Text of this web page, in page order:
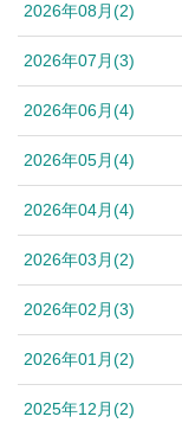
2026年08月(2)
2026年07月(3)
2026年06月(4)
2026年05月(4)
2026年04月(4)
2026年03月(2)
2026年02月(3)
2026年01月(2)
2025年12月(2)